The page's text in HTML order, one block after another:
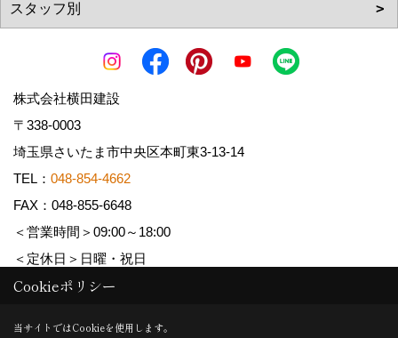
株式会社横田建設
〒338-0003
埼玉県さいたま市中央区本町東3-13-14
TEL： 048-854-4662
FAX：048-855-6648
＜営業時間＞09:00～18:00
＜定休日＞日曜・祝日
Copyright (c) YOKOTA Kensetsu Co.,Ltd. All Rights Reserved.
Cookieポリシー
当サイトではCookieを使用します。